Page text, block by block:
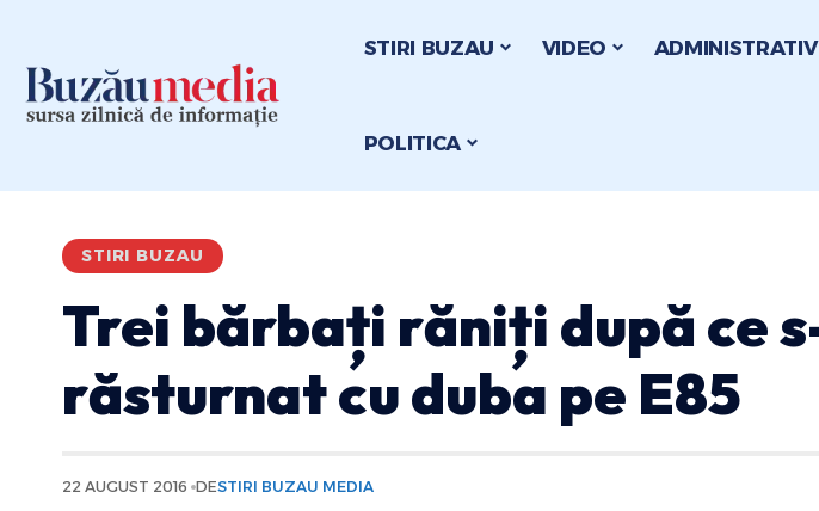
STIRI BUZAU VIDEO ADMINISTRATIV
POLITICA
STIRI BUZAU
Trei bărbați răniți după ce
răsturnat cu duba pe E85
22 AUGUST 2016 DESTIRI BUZAU MEDIA